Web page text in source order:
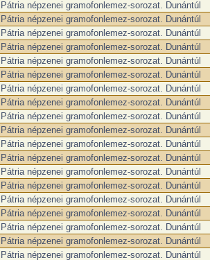
Pátria népzenei gramofonlemez-sorozat. Dunántúl
Pátria népzenei gramofonlemez-sorozat. Dunántúl
Pátria népzenei gramofonlemez-sorozat. Dunántúl
Pátria népzenei gramofonlemez-sorozat. Dunántúl
Pátria népzenei gramofonlemez-sorozat. Dunántúl
Pátria népzenei gramofonlemez-sorozat. Dunántúl
Pátria népzenei gramofonlemez-sorozat. Dunántúl
Pátria népzenei gramofonlemez-sorozat. Dunántúl
Pátria népzenei gramofonlemez-sorozat. Dunántúl
Pátria népzenei gramofonlemez-sorozat. Dunántúl
Pátria népzenei gramofonlemez-sorozat. Dunántúl
Pátria népzenei gramofonlemez-sorozat. Dunántúl
Pátria népzenei gramofonlemez-sorozat. Dunántúl
Pátria népzenei gramofonlemez-sorozat. Dunántúl
Pátria népzenei gramofonlemez-sorozat. Dunántúl
Pátria népzenei gramofonlemez-sorozat. Dunántúl
Pátria népzenei gramofonlemez-sorozat. Dunántúl
Pátria népzenei gramofonlemez-sorozat. Dunántúl
Pátria népzenei gramofonlemez-sorozat. Dunántúl